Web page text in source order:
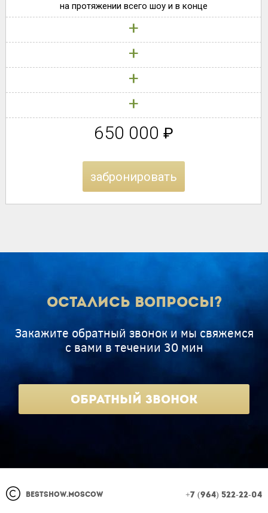
на протяжении всего шоу и в конце
+
+
+
+
650 000 ₽
забронировать
Остались вопросы?
Закажите обратный звонок и мы свяжемся
с вами в течении 30 мин
Обратный звонок
BestShow.moscow +7 (964) 522-22-04